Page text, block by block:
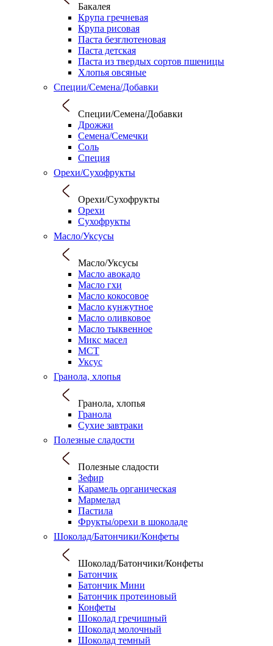
Бакалея
Крупа гречневая
Крупа рисовая
Паста безглютеновая
Паста детская
Паста из твердых сортов пшеницы
Хлопья овсяные
Специи/Семена/Добавки
Специи/Семена/Добавки
Дрожжи
Семена/Семечки
Соль
Специя
Орехи/Сухофрукты
Орехи/Сухофрукты
Орехи
Сухофрукты
Масло/Уксусы
Масло/Уксусы
Масло авокадо
Масло гхи
Масло кокосовое
Масло кунжутное
Масло оливковое
Масло тыквенное
Микс масел
МСТ
Уксус
Гранола, хлопья
Гранола, хлопья
Гранола
Сухие завтраки
Полезные сладости
Полезные сладости
Зефир
Карамель органическая
Мармелад
Пастила
Фрукты/орехи в шоколаде
Шоколад/Батончики/Конфеты
Шоколад/Батончики/Конфеты
Батончик
Батончик Мини
Батончик протеиновый
Конфеты
Шоколад гречишный
Шоколад молочный
Шоколад темный